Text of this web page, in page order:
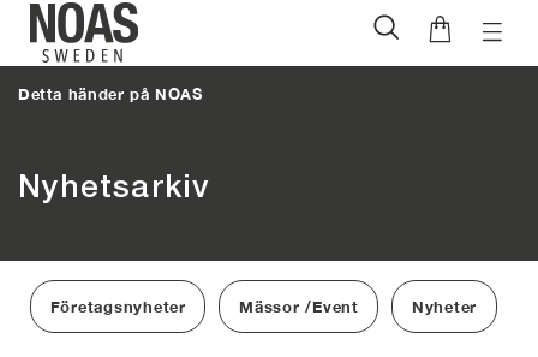
Hoppa
innehåll
Detta händer på NOAS
Nyhetsarkiv
Företagsnyheter Mässor /Event Nyheter